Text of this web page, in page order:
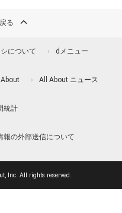
る
について dメニュー
All About ニュース
統計
報の外部送信について
Inc. All rights reserved.